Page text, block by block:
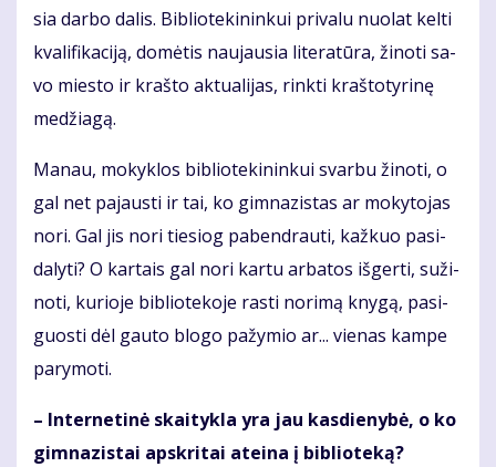
sia dar­bo da­lis. Bib­lio­te­ki­nin­kui pri­va­lu nuo­lat kel­ti
kva­li­fi­ka­ci­ją, do­mė­tis nau­jau­sia li­te­ra­tū­ra, ži­no­ti sa­
vo mies­to ir kraš­to ak­tu­a­li­jas, rink­ti kraš­to­ty­ri­nę
me­džia­gą.
Ma­nau, mo­kyk­los bib­lio­te­ki­nin­kui svar­bu ži­no­ti, o
gal net pa­jaus­ti ir tai, ko gim­na­zis­tas ar mo­ky­to­jas
no­ri. Gal jis no­ri tie­siog pa­ben­drau­ti, kaž­kuo pa­si­
da­ly­ti? O kar­tais gal no­ri kar­tu ar­ba­tos iš­ger­ti, su­ži­
no­ti, ku­rio­je bib­lio­te­ko­je ras­ti no­ri­mą kny­gą, pa­si­
guos­ti dėl gau­to blo­go pa­žy­mio ar... vie­nas kam­pe
pa­ry­mo­ti.
– In­ter­ne­ti­nė skai­tyk­la yra jau kas­die­ny­bė, o ko
gim­na­zis­tai ap­skri­tai at­ei­na į bib­lio­te­ką?